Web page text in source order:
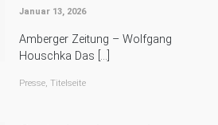
Januar 13, 2026
Amberger Zeitung – Wolfgang
Houschka Das […]
Presse, Titelseite